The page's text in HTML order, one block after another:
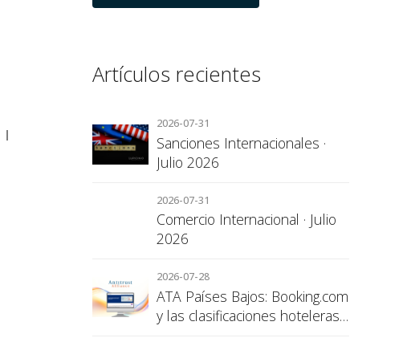
Artículos recientes
2026-07-31
Sanciones Internacionales ·
Julio 2026
2026-07-31
Comercio Internacional · Julio
2026
2026-07-28
ATA Países Bajos: Booking.com
y las clasificaciones hoteleras,